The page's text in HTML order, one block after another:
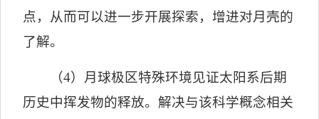
点，从而可以进一步开展探索，增进对月壳的
了解。
（4）月球极区特殊环境见证太阳系后期
历史中挥发物的释放。解决与该科学概念相关